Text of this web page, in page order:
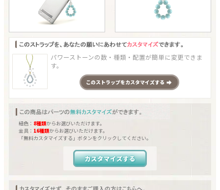
紐色： 8種類からお選びいただけます。
金具： 16種類からお選びいただけます。
「無料カスタマイズする」ボタンをクリックしてください。
カスタマイズする
パワーストーンの数・種類・配置が簡単に変更できま
す。
このストラップをカスタマイズする